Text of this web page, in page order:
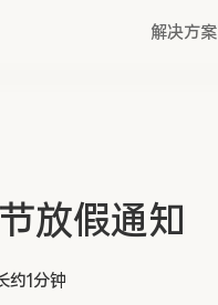
解决方案
放假通知
约1分钟